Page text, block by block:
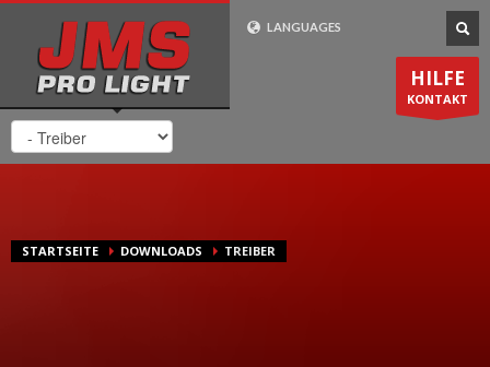
Wie Bestelle Ich?
Gehen Sie zu
unserem
Shop
2
Produkt aus. Zahlen
Sie bei uns sicher und
bequem online.
Werktagen . Innerhalb
Support-Zeiten
LANGUAGES
HILFE
KONTAKT
STARTSEITE DOWNLOADS TREIBER